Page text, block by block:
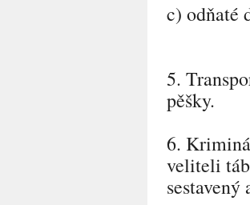
c) odňaté
5.
pěšky.
6.
veliteli
sestavený